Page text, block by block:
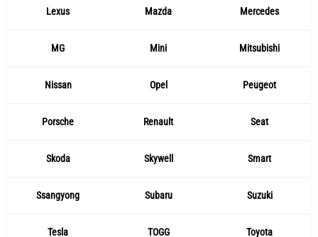
Lexus Mazda Mercedes
MG Mini Mitsubishi
Nissan Opel Peugeot
Porsche Renault Seat
Skoda Skywell Smart
Ssangyong Subaru Suzuki
Tesla TOGG Toyota